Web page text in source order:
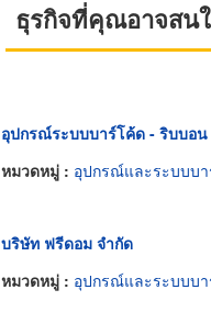
ธุรกิจที่คุณอาจสน
อุปกรณ์ระบบบาร์โค้ด - ริบบอ
หมวดหมู่ : อุปกรณ์และระบบบ
บริษัท ฟรีดอม จำกัด
หมวดหมู่ : อุปกรณ์และระบบบ